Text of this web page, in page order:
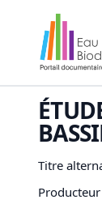
Titre
Producteur